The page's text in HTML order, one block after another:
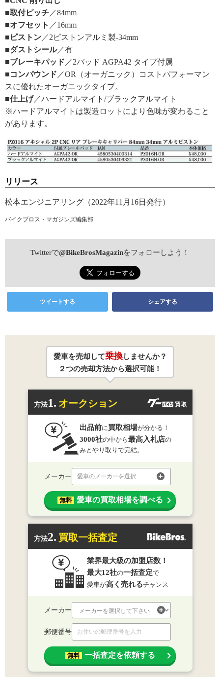
■取付ピッチ ／84mm
■オフセット ／16mm
■ピストン ／2ピストンアルミ製-34mm
■ダストシール／有
■ブレーキパッド ／2パッド AGPA42 タイプ付属
■コンパウンド ／OR（オーガニック）コストパフォーマン
スに優れたオーガニックタイプ。
■仕上げ／ハードアルマイト/ブラックアルマイト
※ハードアルマイトは製造ロットにより色味が変わること
があります。
リリース
松本エンジニアリング（2022年11月16日発行）
バイクブロス・マガジンズ編集部
Twitterで@BikeBrosMagazinをフォローしよう！
ツイートする シェアする
愛車を売却して乗換しませんか？
２つの売却方法から選択可能！
方法1. オークション
出品前に買取相場が分かる！
3000社の中から最高入札店の
みとやり取りで完結。
メーカー 愛車のメーカーを選択
無料 愛車の買取相場を調べる
方法2. 買取一括査定
業界最大級の加盟店数！
最大12社の一括査定で
愛車が高く売れるチャンス
メーカー
郵便番号
無料 一括査定を依頼する